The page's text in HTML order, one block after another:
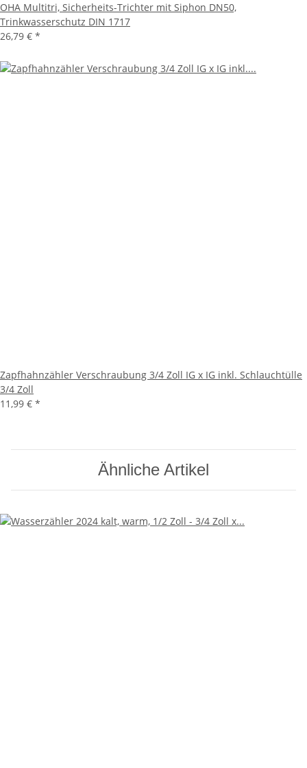
OHA Multitri, Sicherheits-Trichter mit Siphon DN50,
Trinkwasserschutz DIN 1717
26,79 € *
Zapfhahnzähler Verschraubung 3/4 Zoll IG x IG inkl. Schlauchtülle
3/4 Zoll
11,99 € *
Ähnliche Artikel